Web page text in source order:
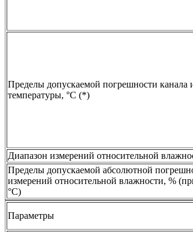
Пределы допускаемой погрешности канала
температуры, °С (*)
Диапазон измерений относительной
Пределы допускаемой абсолютной
измерений относительной влажности, %
°С)
Параметры